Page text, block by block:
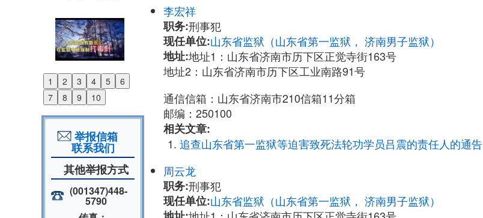
1 2 3 4 5
6
7
8 9 10
Previous
Next
举报信箱
联系我们
其他举报方式
(001347)448-
5790
李宏祥
职务:刑事犯
现任单位:山东省监狱（山东省第一监狱， 济南男子监狱）
地址:地址1：山东省济南市历下区正觉寺街163号
地址2：山东省济南市历下区工业南路91号
通信信箱：山东省济南市210信箱11分箱
邮编：250100
相关文章:
追查山东省第一监狱等迫害致死法轮功学员吕震的责任人的通告
周云龙
职务:刑事犯
现任单位:山东省监狱（山东省第一监狱， 济南男子监狱）